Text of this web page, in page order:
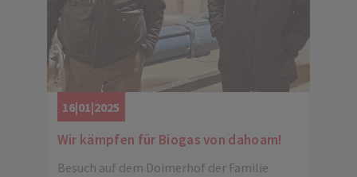
16|01|2025
Wir kämpfen für Biogas von dahoam!
Besuch auf dem Doimerhof der Familie